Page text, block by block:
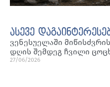
ასევე
ვენესუელაში
დღის შემდეგ ჩვილი
27/06/2026